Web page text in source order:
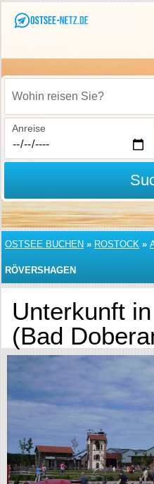
Wohin reisen Sie?
Anreise
OSTSEE BUCHEN » ROSTOCK »
RÖVERSHAGEN
Unterkunft
(Bad